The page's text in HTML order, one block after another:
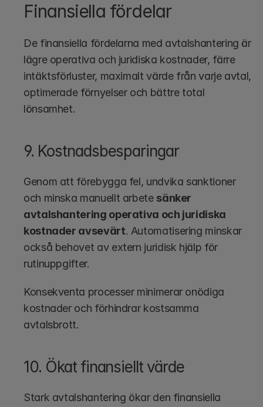
Finansiella fördelar
De finansiella fördelarna med avtalshantering är
lägre operativa och juridiska kostnader, färre
intäktsförluster, maximalt värde från varje avtal,
optimerade förnyelser och bättre total
lönsamhet.
9. Kostnadsbesparingar
Genom att förebygga fel, undvika sanktioner
och minska manuellt arbete sänker
avtalshantering operativa och juridiska
kostnader avsevärt. Automatisering minskar
också behovet av extern juridisk hjälp för
rutinuppgifter.
Konsekventa processer minimerar onödiga
kostnader och förhindrar kostsamma
avtalsbrott.
10. Ökat finansiellt värde
Stark avtalshantering ökar den finansiella